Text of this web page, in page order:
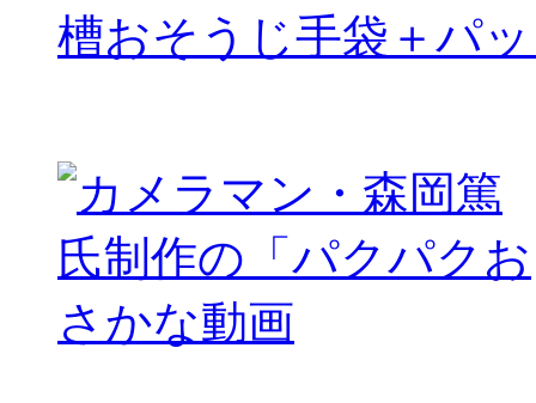
槽おそうじ手袋＋パ